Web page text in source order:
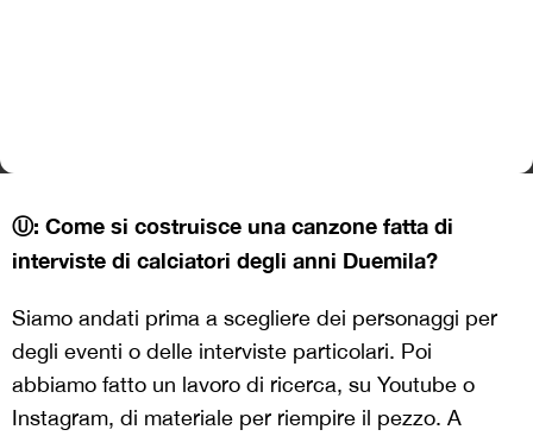
Ⓤ: Come si costruisce una canzone fatta di
interviste di calciatori degli anni Duemila?
Siamo andati prima a scegliere dei personaggi per
degli eventi o delle interviste particolari. Poi
abbiamo fatto un lavoro di ricerca, su Youtube o
Instagram, di materiale per riempire il pezzo. A